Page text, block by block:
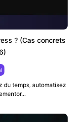
? (Cas concrets
du temps, automatisez